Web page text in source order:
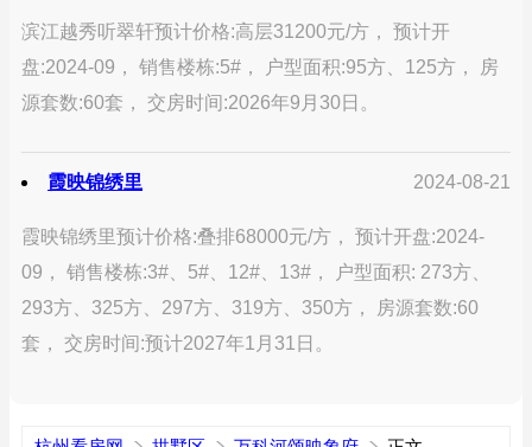
滨江越秀听翠轩预计价格:高层31200元/方， 预计开
盘:2024-09， 销售楼栋:5#， 户型面积:95方、125方， 房
源套数:60套， 交房时间:2026年9月30日。
霞映锦绣里 2024-08-21
霞映锦绣里预计价格:叠排68000元/方， 预计开盘:2024-
09， 销售楼栋:3#、5#、12#、13#， 户型面积: 273方、
293方、325方、297方、319方、350方， 房源套数:60
套， 交房时间:预计2027年1月31日。